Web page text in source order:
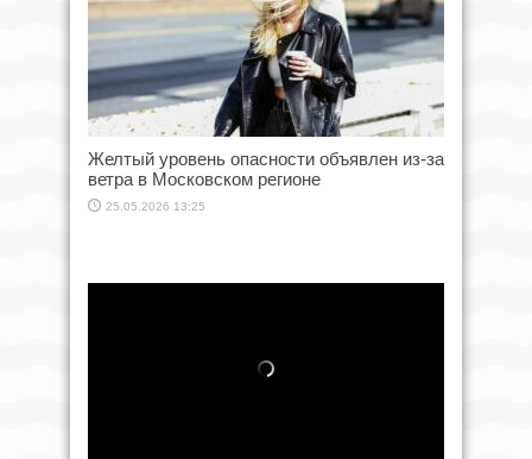
Желтый уровень опасности объявлен из-за
ветра в Московском регионе
25.05.2026 13:25